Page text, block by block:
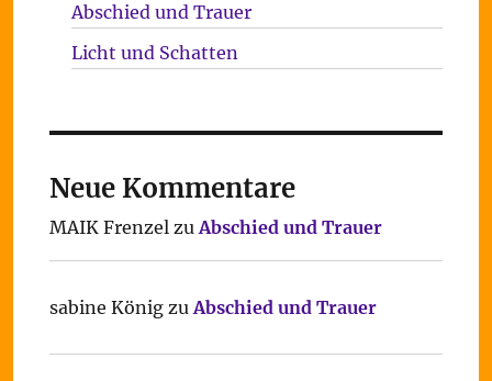
Abschied und Trauer
Licht und Schatten
Neue Kommentare
MAIK FrenzelzuAbschied und Trauer
sabine KönigzuAbschied und Trauer